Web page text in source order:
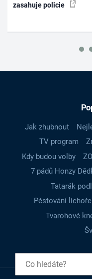
zasahuje policie
Jak zhubnout
TV program
Kdy budou volby
7 pádů Honzy
Tatarák
Pěstování
Tvarohové